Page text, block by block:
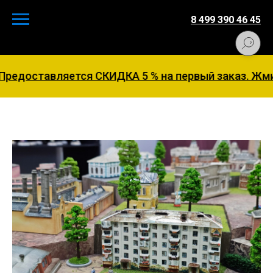
СКИДКА 5 % на первый заказ. Жмите
8 499 390 46 45